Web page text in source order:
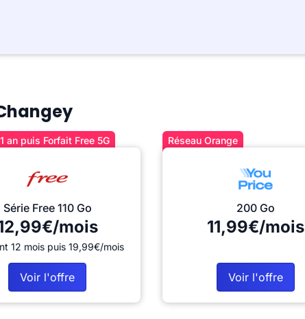
an puis Forfait Free 5G
Série Free 110 Go
mois
12 mois puis 19,99€/mois
Voir l'offre
Réseau Orange
200 Go
11,99€/mois
Voir l'offre